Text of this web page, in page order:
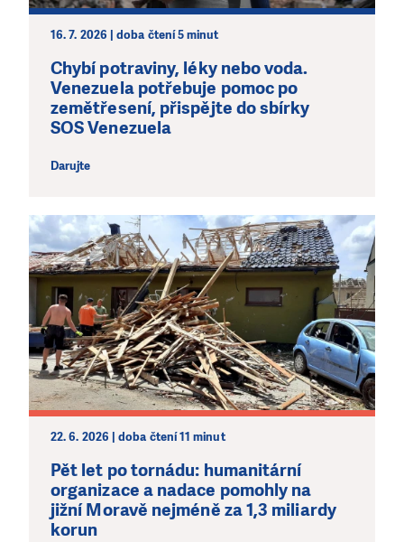
16. 7. 2026 | doba čtení 5 minut
Chybí potraviny, léky nebo voda.
Venezuela potřebuje pomoc po
zemětřesení, přispějte do sbírky
SOS Venezuela
Darujte
22. 6. 2026 | doba čtení 11 minut
Pět let po tornádu: humanitární
organizace a nadace pomohly na
jižní Moravě nejméně za 1,3 miliardy
korun